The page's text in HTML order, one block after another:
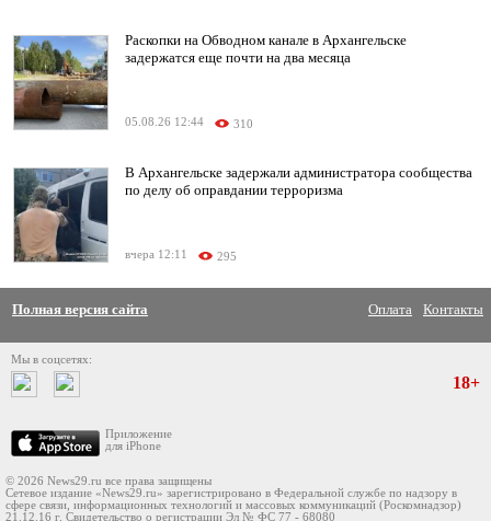
Раскопки на Обводном канале в Архангельске
задержатся еще почти на два месяца
05.08.26 12:44 310
В Архангельске задержали администратора сообщества
по делу об оправдании терроризма
вчера 12:11 295
Полная версия сайта Оплата Контакты
Мы в соцсетях:
Приложение
для iPhone
18+
© 2026 News29.ru все права защищены
Сетевое издание «News29.ru» зарегистрировано в Федеральной службе по надзору в
сфере связи, информационных технологий и массовых коммуникаций (Роскомнадзор)
21.12.16 г. Свидетельство о регистрации Эл № ФС 77 - 68080